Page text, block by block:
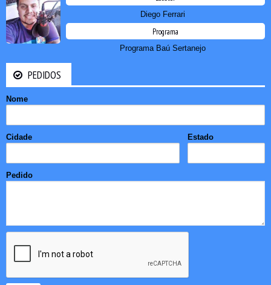
Diego Ferrari
Programa
Programa Baú Sertanejo
PEDIDOS
Nome
Cidade Estado
Pedido